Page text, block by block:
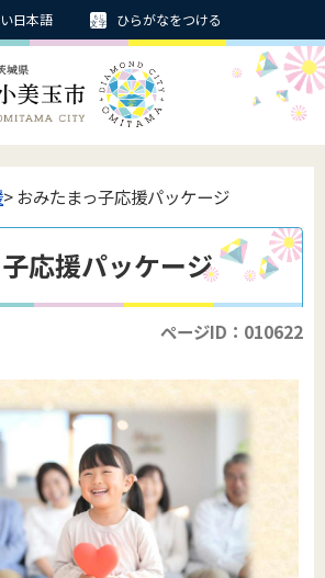
日本語 ひらがなをつける
> おみたまっ子応援パッケージ
応援パッケージ
ページID：010622